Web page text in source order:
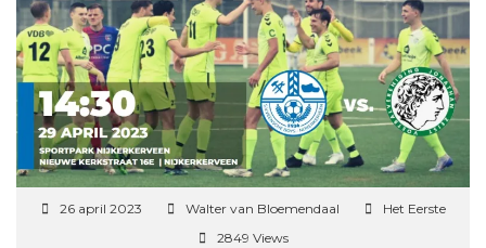
26 april 2023 Walter van Bloemendaal
Het Eerste
2849 Views